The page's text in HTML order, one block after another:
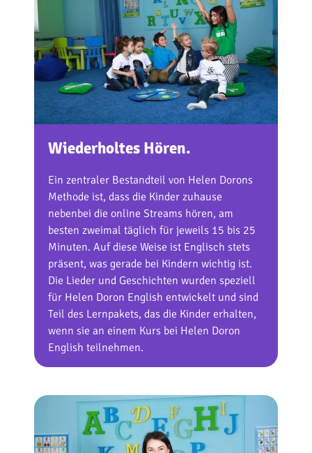
Wiederholtes Hören.
Ein zentraler Bestandteil von Helen Dorons
Methode ist, dass die Kinder zuhause
nebenbei die online Streams hören, am
besten zweimal täglich für jeweils 15 bis 25
Minuten. Auf diese Weise ist Englisch stets
präsent, was gerade bei Kindern wichtig ist.
Die Lieder und Geschichten wurden speziell
für Helen Doron English entwickelt und sind
Teil des Lernpakets, das die Kinder erhalten,
wenn sie an einem Kurs bei Helen Doron
English teilnehmen.